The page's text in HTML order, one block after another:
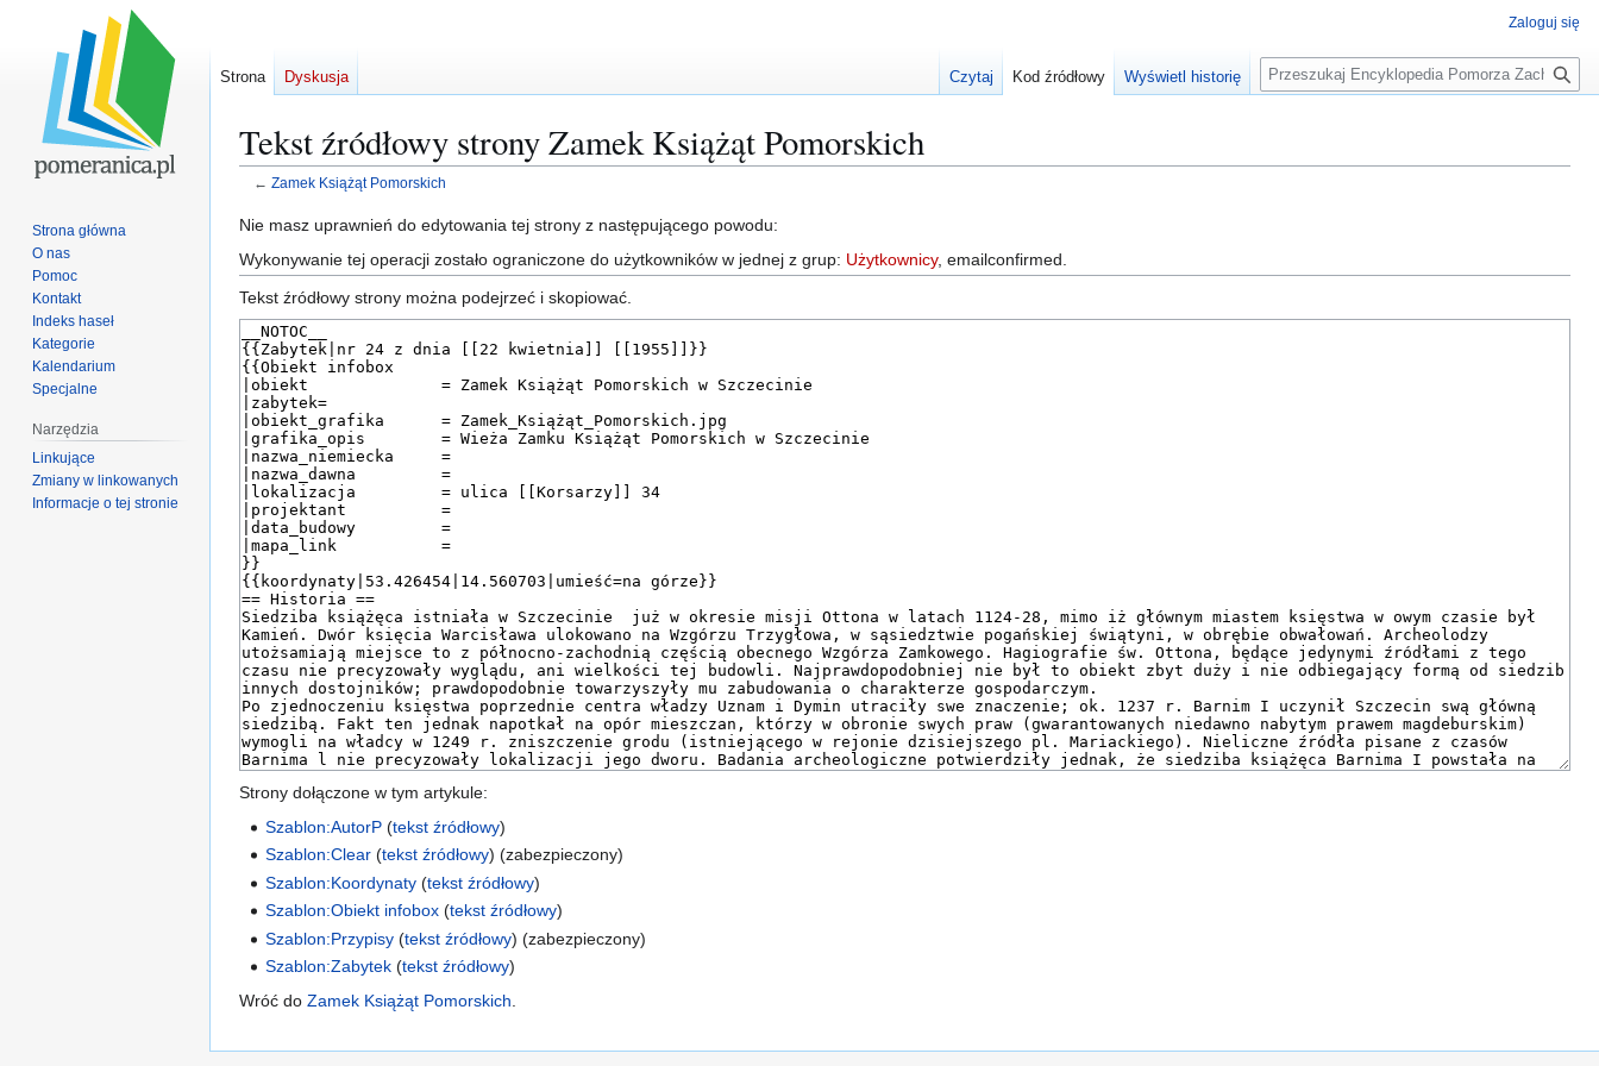
Tekst źródłowy strony Zamek Książąt Pomorskich
← Zamek Książąt Pomorskich
Przejdź
do
nawigacji
Przejdź
do
wyszukiwania
Nie masz uprawnień do edytowania tej strony z następującego powodu:
Wykonywanie tej operacji zostało ograniczone do użytkowników w jednej z grup: Użytkownicy, emailconfirmed.
Tekst źródłowy strony można podejrzeć i skopiować.
Strony dołączone w tym artykule:
Szablon:AutorP (tekst źródłowy)
Szablon:Clear (tekst źródłowy) (zabezpieczony)
Szablon:Koordynaty (tekst źródłowy)
Szablon:Obiekt infobox (tekst źródłowy)
Szablon:Przypisy (tekst źródłowy) (zabezpieczony)
Szablon:Zabytek (tekst źródłowy)
Wróć do Zamek Książąt Pomorskich
Zaloguj się
Strona Dyskusja Czytaj Kod źródłowy Wyświetl historię
S
z
a
Strona główna
O nas
Pomoc
Kontakt
Indeks haseł
Kategorie
Kalendarium
Specjalne
Narzędzia
Linkujące
Zmiany w linkowanych
Informacje o tej stronie